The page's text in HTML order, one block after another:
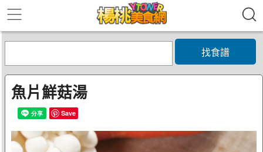
找食譜
魚片鮮菇湯
Save